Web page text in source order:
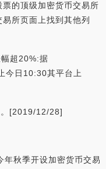
的顶级加密货币交易所
所页面上找到其他列
超20%:据
今日10:30其平台上
。[2019/12/28]
秋季开设加密货币交易